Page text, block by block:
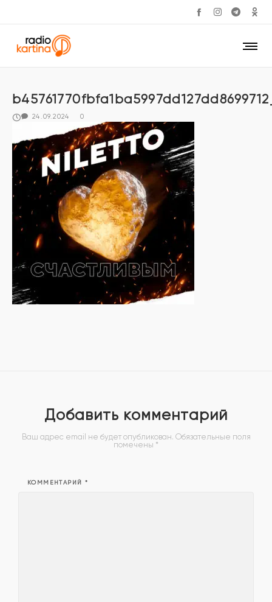
24.09.2024 0
Добавить комментарий
Ваш адрес email не будет опубликован. Обязательные поля
помечены *
КОММЕНТАРИЙ *